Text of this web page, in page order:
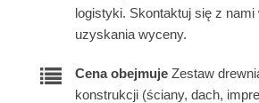
logistyki. Skontaktuj się z nami
uzyskania wyceny.
Cena obejmuje Zestaw
konstrukcji (ściany, dach,